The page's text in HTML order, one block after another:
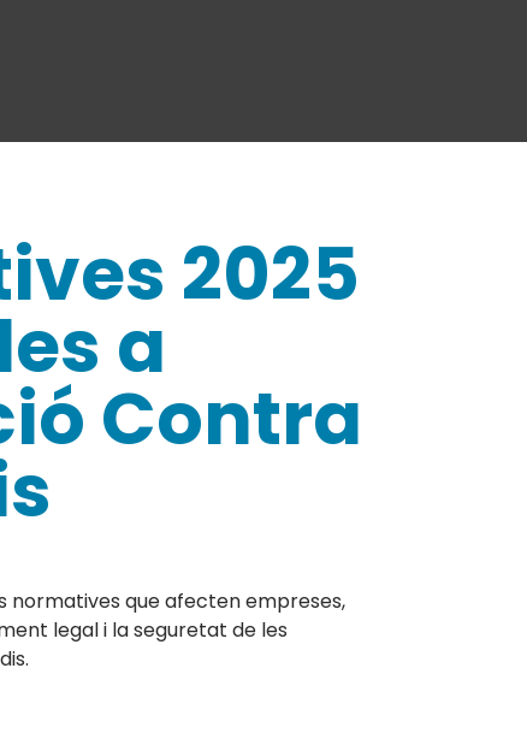
2025
a
Contra
normatives que afecten empreses,
legal i la seguretat de les